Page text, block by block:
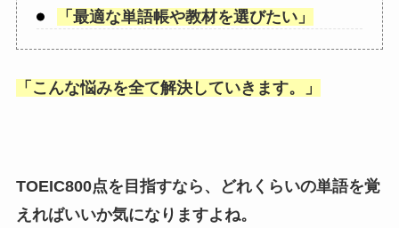
「 最適な単語帳や教材を選びたい」
「 こんな悩みを全て解決していきます。 」
TOEIC800点を目指すなら、どれくらいの単語を覚
えればいいか気になりますよね。